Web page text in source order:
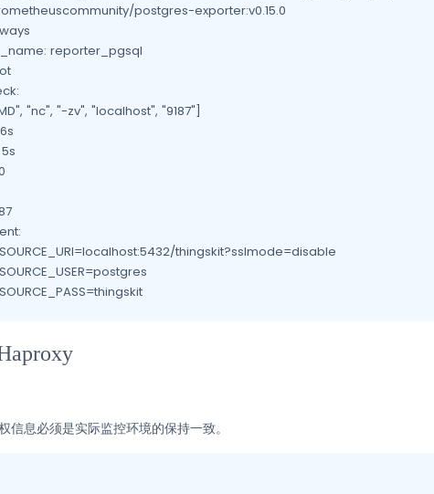
postgres-exporter:v0.15.0
reporter_pgsql
"nc", "-zv", "localhost", "9187"]
6s
5s
thingskit?sslmode=disable
信息必须是实际监控环境的保持一致。